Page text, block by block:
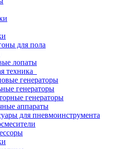
для пола
лопаты
техника
генераторы
генераторы
генераторы
аппараты
для пневмоинструмента